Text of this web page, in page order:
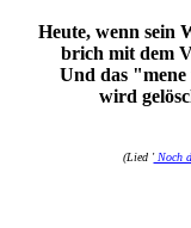
Heute, wenn sein
brich mit dem
Und das "mene
wird
(Lied 'Noch